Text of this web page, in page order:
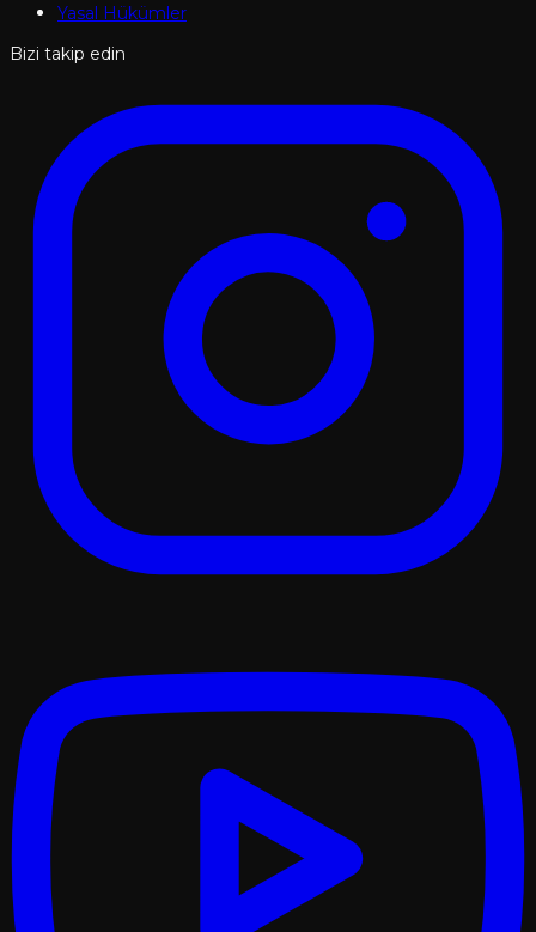
Yasal Hükümler
Bizi takip edin